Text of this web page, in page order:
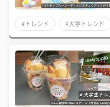
#トレンド #大学トレンド